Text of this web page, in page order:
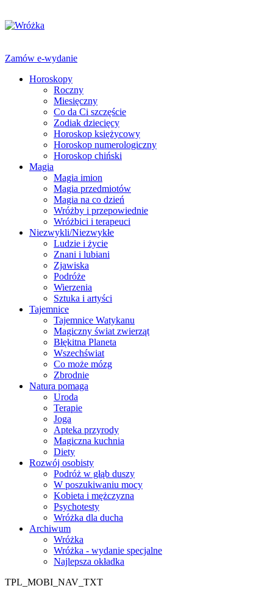
Zamów e-wydanie
Horoskopy
Roczny
Miesięczny
Co da Ci szczęście
Zodiak dziecięcy
Horoskop księżycowy
Horoskop numerologiczny
Horoskop chiński
Magia
Magia imion
Magia przedmiotów
Magia na co dzień
Wróżby i przepowiednie
Wróżbici i terapeuci
Niezwykli/Niezwykłe
Ludzie i życie
Znani i lubiani
Zjawiska
Podróże
Wierzenia
Sztuka i artyści
Tajemnice
Tajemnice Watykanu
Magiczny świat zwierząt
Błękitna Planeta
Wszechświat
Co może mózg
Zbrodnie
Natura pomaga
Uroda
Terapie
Joga
Apteka przyrody
Magiczna kuchnia
Diety
Rozwój osobisty
Podróż w głąb duszy
W poszukiwaniu mocy
Kobieta i mężczyzna
Psychotesty
Wróżka dla ducha
Archiwum
Wróżka
Wróżka - wydanie specjalne
Najlepsza okładka
TPL_MOBI_NAV_TXT